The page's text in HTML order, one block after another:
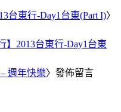
台東行-Day1台東(Part I)〉
】2013台東行-Day1台東
週年快樂〉發佈留言